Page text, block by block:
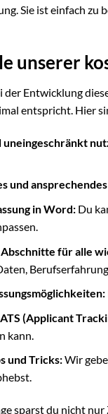
Sie ist einfach zu
unserer
der Entwicklung
entspricht. Hier
uneingeschränkt
und
in Word:Du
für alle
(Applicant
kann.
und Tricks:Wir
sparst du nicht